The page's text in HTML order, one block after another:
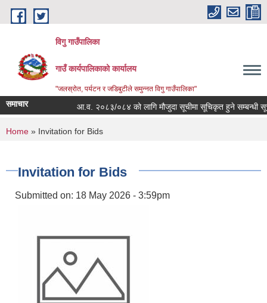
Skip to main content
विगु गाउँपालिका
गाउँ कार्यपालिकाको कार्यालय
"जलस्रोत, पर्यटन र जडिबुटीले समुन्नत विगु गाउँपालिका"
समाचार आ.व. २०८३/०८४ को लागि मौजुदा सूचीमा सूचिकृत हुने सम्बन्धी सूचना
You are here
Home » Invitation for Bids
Invitation for Bids
Submitted on: 18 May 2026 - 3:59pm